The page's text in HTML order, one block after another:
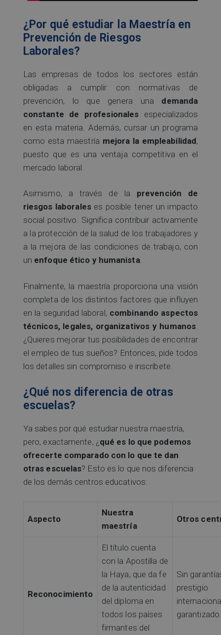
¿Por qué estudiar la Maestría en
Prevención de Riesgos
Laborales?
Las empresas de todos los sectores están
obligadas a cumplir con normativas de
prevención, lo que genera una demanda
constante de profesionales especializados
en esta materia. Además, cursar un programa
como esta maestría mejora la empleabilidad,
puesto que es una ventaja competitiva en el
mercado laboral.
Asimismo, a través de la prevención de
riesgos laboraleses posible tener un impacto
social positivo. Significa contribuir activamente
a la protección de la salud de los trabajadores y
a la mejora de las condiciones de trabajo, con
un enfoque ético y humanista.
Finalmente, la maestría proporciona una visión
completa de los distintos factores que influyen
en la seguridad laboral, combinando aspectos
técnicos, legales, organizativos y humanos
¿Quieres mejorar tus posibilidades de encontrar
el empleo de tus sueños? Entonces, pide todos
los detalles sin compromiso e inscríbete.
¿Qué nos diferencia de otras
escuelas?
Ya sabes por qué estudiar nuestra maestría,
pero, exactamente, ¿ qué es lo que podemos
ofrecerte comparado con lo que te dan
otras escuelas? Esto es lo que nos diferencia
de los demás centros educativos:
Aspecto
Nuestra
maestría
Otros
Reconocimiento
El título cuenta
con la Apostilla de
la Haya, que da fe
de la autenticidad
del diploma en
todos los países
firmantes del
Sin
prestigio